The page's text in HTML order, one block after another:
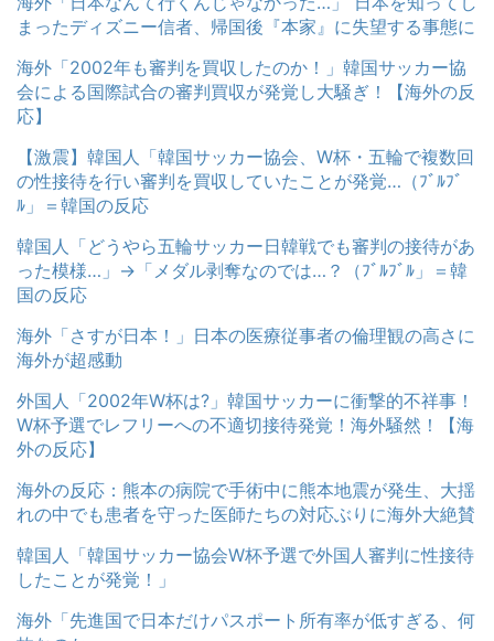
まったディズニー信者、帰国後『本家』に失望する事態に
海外「2002年も審判を買収したのか！」韓国サッカー協
会による国際試合の審判買収が発覚し大騒ぎ！【海外の反
応】
【激震】韓国人「韓国サッカー協会、W杯・五輪で複数回
の性接待を行い審判を買収していたことが発覚…（ﾌﾞﾙﾌﾞ
ﾙ」＝韓国の反応
韓国人「どうやら五輪サッカー日韓戦でも審判の接待があ
った模様…」→「メダル剥奪なのでは…？（ﾌﾞﾙﾌﾞﾙ」＝韓
国の反応
海外「さすが日本！」日本の医療従事者の倫理観の高さに
海外が超感動
外国人「2002年W杯は?」韓国サッカーに衝撃的不祥事！
W杯予選でレフリーへの不適切接待発覚！海外騒然！【海
外の反応】
海外の反応：熊本の病院で手術中に熊本地震が発生、大揺
れの中でも患者を守った医師たちの対応ぶりに海外大絶賛
韓国人「韓国サッカー協会W杯予選で外国人審判に性接待
したことが発覚！」
海外「先進国で日本だけパスポート所有率が低すぎる、何